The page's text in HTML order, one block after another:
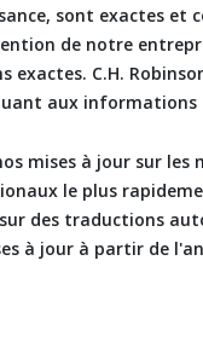
sont exactes et
de notre
exactes. C.H.
aux informations
mises à jour sur les
le plus
des traductions
à jour à partir de